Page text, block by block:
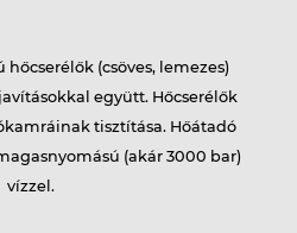
(csöves, lemezes)
együtt. Hőcserélők
tisztítása. Hőátadó
(akár 3000 bar)
vízzel.